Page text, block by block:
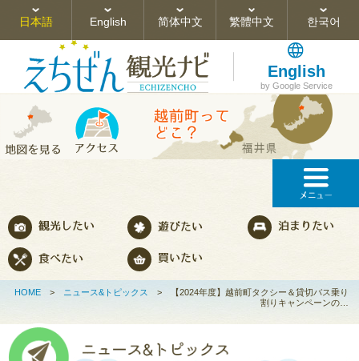
日本語 English 简体中文 繁體中文 한국어
English
by Google Service
HOME> ニュース&トピックス >
【2024年度】越前町タクシー＆貸切バス乗り
割りキャンペーンの…